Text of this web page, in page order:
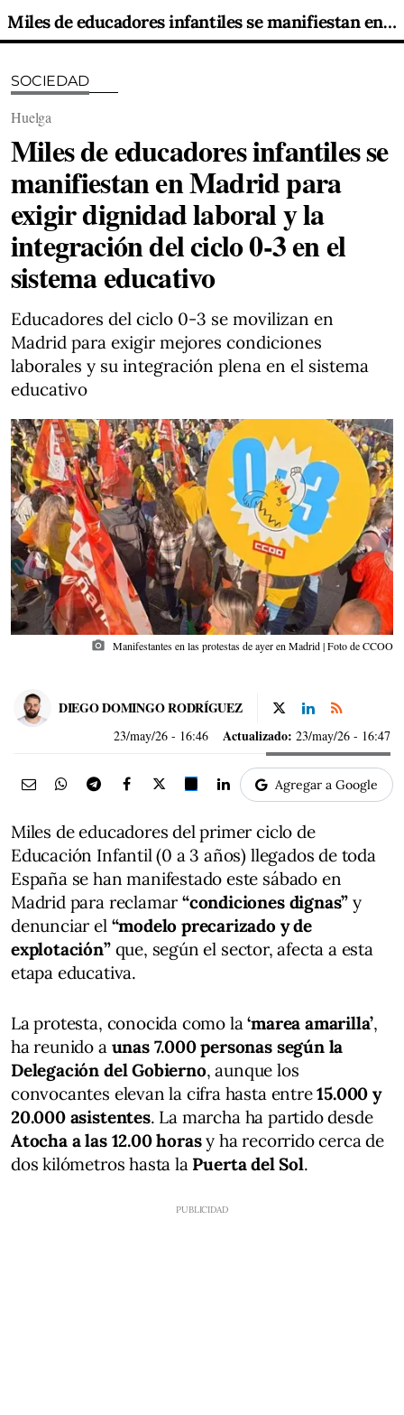
Miles de educadores infantiles se manifiestan en Madrid para exigir dignidad laboral y la integración del ciclo 0-3 en el sistema educativo
SOCIEDAD
Huelga
Miles de educadores infantiles se
manifiestan en Madrid para
exigir dignidad laboral y la
integración del ciclo 0-3 en el
sistema educativo
Educadores del ciclo 0-3 se movilizan en
Madrid para exigir mejores condiciones
laborales y su integración plena en el sistema
educativo
photo_camera Manifestantes en las protestas de ayer en Madrid | Foto de CCOO
DIEGO DOMINGO RODRÍGUEZ
23/may/26 - 16:46 Actualizado: 23/may/26 - 16:47
Agregar a Google
Miles de educadores del primer ciclo de
Educación Infantil (0 a 3 años) llegados de toda
España se han manifestado este sábado en
Madrid para reclamar“condiciones dignas” y
denunciar el “modelo precarizado y de
explotación”que, según el sector, afecta a esta
etapa educativa.
La protesta, conocida como la‘marea amarilla’,
ha reunido a unas 7.000 personas según la
Delegación del Gobierno, aunque los
convocantes elevan la cifra hasta entre15.000 y
20.000 asistentes. La marcha ha partido desde
Atocha a las 12.00 horasy ha recorrido cerca de
dos kilómetros hasta la Puerta del Sol.